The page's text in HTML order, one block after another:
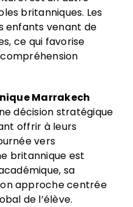
britanniques. Les
enfants venant de
ce qui favorise
Marrakech
décision stratégique
offrir à leurs
vers
britannique est
sa
approche centrée
de l’élève.